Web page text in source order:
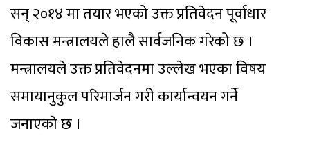
सन् २०१४ मा तयार भएको उक्त प्रतिवेदन पूर्वाधार
विकास मन्त्रालयले हालै सार्वजनिक गरेको छ ।
मन्त्रालयले उक्त प्रतिवेदनमा उल्लेख भएका विषय
समायानुकुल परिमार्जन गरी कार्यान्वयन गर्ने
जनाएकाे छ ।